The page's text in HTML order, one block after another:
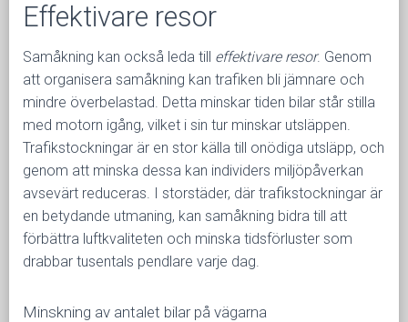
Effektivare resor
Samåkning kan också leda till effektivare resor. Genom
att organisera samåkning kan trafiken bli jämnare och
mindre överbelastad. Detta minskar tiden bilar står stilla
med motorn igång, vilket i sin tur minskar utsläppen.
Trafikstockningar är en stor källa till onödiga utsläpp, och
genom att minska dessa kan individers miljöpåverkan
avsevärt reduceras. I storstäder, där trafikstockningar är
en betydande utmaning, kan samåkning bidra till att
förbättra luftkvaliteten och minska tidsförluster som
drabbar tusentals pendlare varje dag.
Minskning av antalet bilar på vägarna